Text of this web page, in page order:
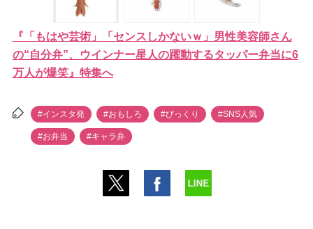
『「もはや芸術」「センスしかないｗ」男性美容師さん
の“自分弁”、ウインナー星人の躍動するタッパー弁当に6
万人が爆笑』特集へ
#インスタ発 #おもしろ #びっくり #SNS人気
#お弁当 #キャラ弁